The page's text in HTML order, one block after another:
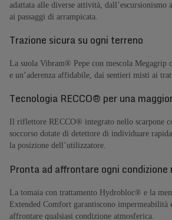
adattata alle diverse attività,
ai passaggi di arrampicata.
Trazione sicura su ogni terreno
La suola Vibram® Pepe con mescola Megagrip
e un’aderenza affidabile, dai sentieri misti ai
Tecnologia RECCO® per una
Il riflettore RECCO® integrato nello scarpone
soccorso dotate di detettore di individuare
la posizione dell’utilizzatore.
Pronta ad affrontare ogni condizione
La tomaia con trattamento Hydrobloc® e la
Extended Comfort garantiscono impermeabilità
affrontare qualsiasi condizione atmosferica.